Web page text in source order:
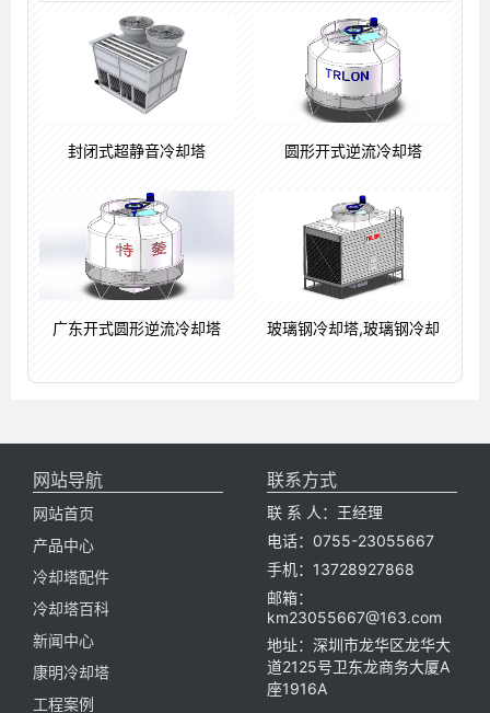
封闭式超静音冷却塔 圆形开式逆流冷却塔
广东开式圆形逆流冷却塔 玻璃钢冷却塔,玻璃钢冷却
网站导航
网站首页
产品中心
冷却塔配件
冷却塔百科
新闻中心
康明冷却塔
工程案例
联系方式
联 系 人：王经理
电话：0755-23055667
手机：13728927868
邮箱：
km23055667@163.com
地址：深圳市龙华区龙华大
道2125号卫东龙商务大厦A
座1916A